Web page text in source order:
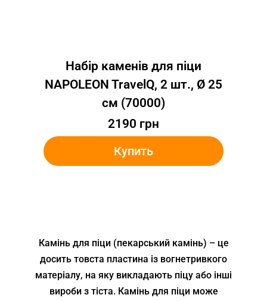
Набір каменів для піци
NAPOLEON TravelQ, 2 шт., Ø 25
см (70000)
2190 грн
Купить
Камінь для піци (пекарський камінь) – це
досить товста пластина із вогнетривкого
матеріалу, на яку викладають піцу або інші
вироби з тіста. Камінь для піци може